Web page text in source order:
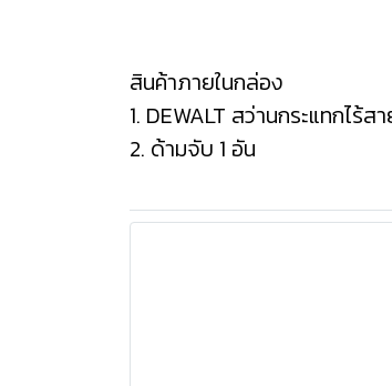
สินค้าภายในกล่อง
1. DEWALT สว่านกระแทกไร้
2. ด้ามจับ 1 อัน